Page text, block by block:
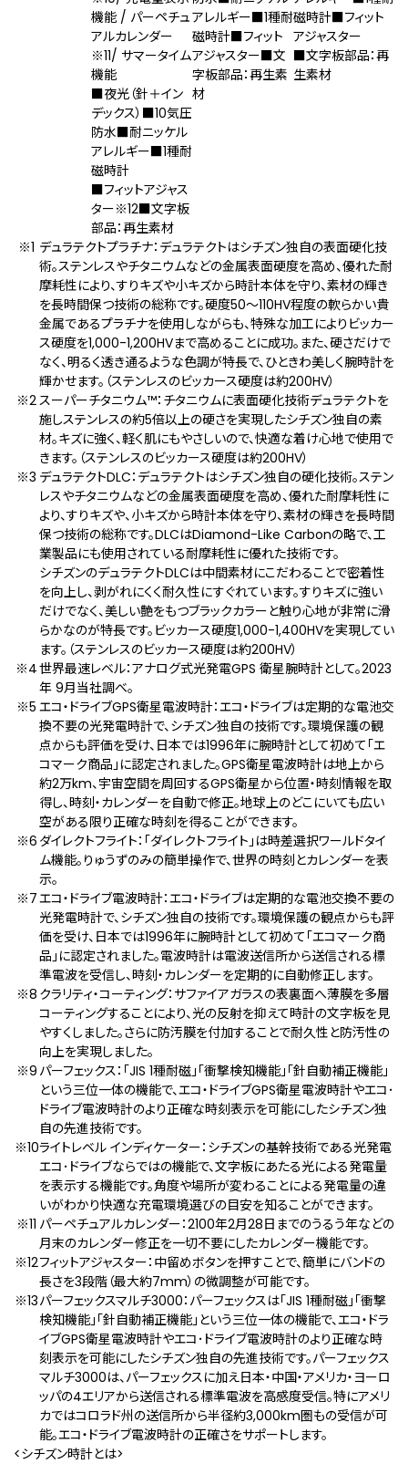
機能 / パーペチュ
アルカレンダー
※11/ サマータイム
機能
■夜光（針＋イン
デックス）■10気圧
防水■耐ニッケル
アレルギー■1種耐
磁時計
■フィットアジャス
ター※12■文字板
部品：再生素材
アレルギー■1種耐
磁時計■フィット
アジャスター■文
字板部品：再生素
材
磁時計■フィット
アジャスター
■文字板部品：再
生素材
デュラテクトプラチナ：デュラテクトはシチズン独自の表面硬化技
術。ステンレスやチタニウムなどの金属表面硬度を高め、優れた耐
摩耗性により、すりキズや小キズから時計本体を守り、素材の輝き
を長時間保つ技術の総称です。硬度50～110HV程度の軟らかい貴
金属であるプラチナを使用しながらも、特殊な加工によりビッカー
ス硬度を1,000-1,200HVまで高めることに成功。また、硬さだけで
なく、明るく透き通るような色調が特長で、ひときわ美しく腕時計を
輝かせます。（ステンレスのビッカース硬度は約200HV）
スーパーチタニウム™：チタニウムに表面硬化技術デュラテクトを
施しステンレスの約5倍以上の硬さを実現したシチズン独自の素
材。キズに強く、軽く肌にもやさしいので、快適な着け心地で使用で
きます。（ステンレスのビッカース硬度は約200HV）
デュラテクトDLC：デュラテクトはシチズン独自の硬化技術。ステン
レスやチタニウムなどの金属表面硬度を高め、優れた耐摩耗性に
より、すりキズや、小キズから時計本体を守り、素材の輝きを長時間
保つ技術の総称です。DLCはDiamond-Like Carbonの略で、工
業製品にも使用されている耐摩耗性に優れた技術です。
シチズンのデュラテクトDLCは中間素材にこだわることで密着性
を向上し、剥がれにくく耐久性にすぐれています。すりキズに強い
だけでなく、美しい艶をもつブラックカラーと触り心地が非常に滑
らかなのが特長です。ビッカース硬度1,000-1,400HVを実現してい
ます。（ステンレスのビッカース硬度は約200HV）
世界最速レベル：アナログ式光発電GPS 衛星腕時計として。2023
年 9月当社調べ。
エコ・ドライブGPS衛星電波時計：エコ・ドライブは定期的な電池交
換不要の光発電時計で、シチズン独自の技術です。環境保護の観
点からも評価を受け、日本では1996年に腕時計として初めて「エ
コマーク商品」に認定されました。GPS衛星電波時計は地上から
約2万km、宇宙空間を周回するGPS衛星から位置・時刻情報を取
得し、時刻・カレンダーを自動で修正。地球上のどこにいても広い
空がある限り正確な時刻を得ることができます。
ダイレクトフライト：「ダイレクトフライト」は時差選択ワールドタイ
ム機能。りゅうずのみの簡単操作で、世界の時刻とカレンダーを表
示。
エコ・ドライブ電波時計：エコ・ドライブは定期的な電池交換不要の
光発電時計で、シチズン独自の技術です。環境保護の観点からも評
価を受け、日本では1996年に腕時計として初めて「エコマーク商
品」に認定されました。電波時計は電波送信所から送信される標
準電波を受信し、時刻・カレンダーを定期的に自動修正します。
クラリティ・コーティング：サファイアガラスの表裏面へ薄膜を多層
コーティングすることにより、光の反射を抑えて時計の文字板を見
やすくしました。さらに防汚膜を付加することで耐久性と防汚性の
向上を実現しました。
パーフェックス：「JIS 1種耐磁」「衝撃検知機能」「針自動補正機能」
という三位一体の機能で、エコ・ドライブGPS衛星電波時計やエコ･
ドライブ電波時計のより正確な時刻表示を可能にしたシチズン独
自の先進技術です。
ライトレベル インディケーター：シチズンの基幹技術である光発電
エコ･ドライブならではの機能で、文字板にあたる光による発電量
を表示する機能です。角度や場所が変わることによる発電量の違
いがわかり快適な充電環境選びの目安を知ることができます。
パーペチュアルカレンダー：2100年2月28日までのうるう年などの
月末のカレンダー修正を一切不要にしたカレンダー機能です。
フィットアジャスター：中留めボタンを押すことで、簡単にバンドの
長さを3段階（最大約7mm）の微調整が可能です。
パーフェックスマルチ3000：パーフェックスは「JIS 1種耐磁」「衝撃
検知機能」「針自動補正機能」という三位一体の機能で、エコ・ドラ
イブGPS衛星電波時計やエコ･ドライブ電波時計のより正確な時
刻表示を可能にしたシチズン独自の先進技術です。パーフェックス
マルチ3000は、パーフェックスに加え日本・中国・アメリカ・ヨーロ
ッパの4エリアから送信される標準電波を高感度受信。特にアメリ
カではコロラド州の送信所から半径約3,000km圏もの受信が可
能。エコ・ドライブ電波時計の正確さをサポートします。
<シチズン時計とは>